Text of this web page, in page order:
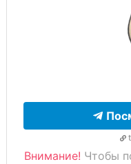
Внимание! Чтобы